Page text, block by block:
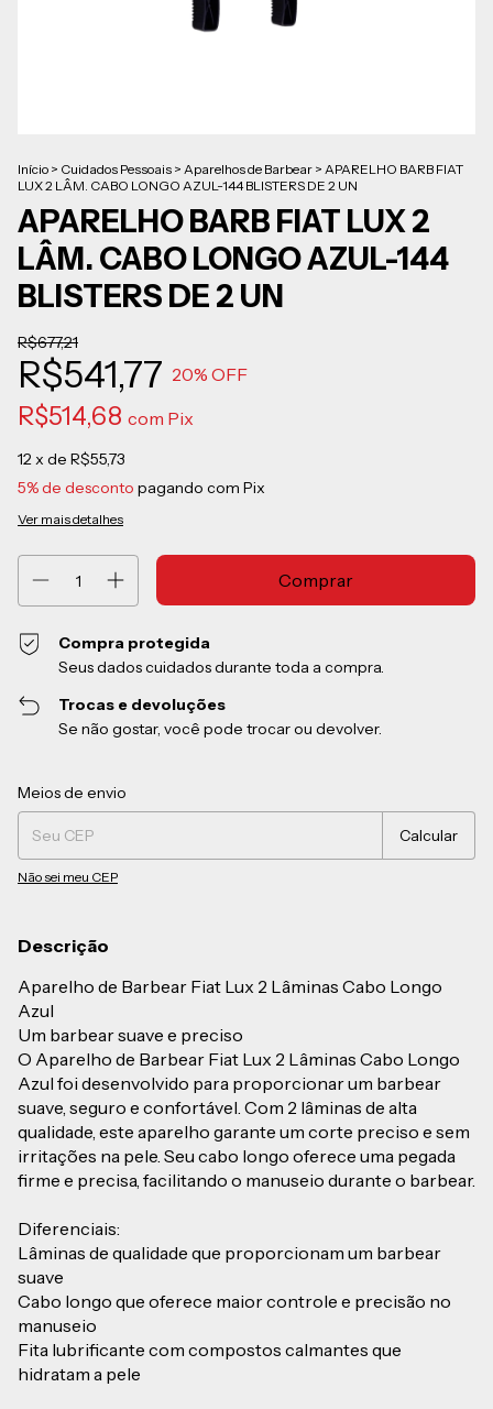
Início > Cuidados Pessoais > Aparelhos de Barbear > APARELHO BARB FIAT
LUX 2 LÂM. CABO LONGO AZUL-144 BLISTERS DE 2 UN
APARELHO BARB FIAT LUX 2
LÂM. CABO LONGO AZUL-144
BLISTERS DE 2 UN
R$677,21
R$541,77 20% OFF
R$514,68 com Pix
12x de R$55,73
5% de desconto pagando com Pix
Ver mais detalhes
Compra protegida
Seus dados cuidados durante toda a compra.
Trocas e devoluções
Se não gostar, você pode trocar ou devolver.
Entregas para o CEP:
Meios de envio
Calcular
Não sei meu CEP
Descrição
Aparelho de Barbear Fiat Lux 2 Lâminas Cabo Longo
Azul
Um barbear suave e preciso
O Aparelho de Barbear Fiat Lux 2 Lâminas Cabo Longo
Azul foi desenvolvido para proporcionar um barbear
suave, seguro e confortável. Com 2 lâminas de alta
qualidade, este aparelho garante um corte preciso e sem
irritações na pele. Seu cabo longo oferece uma pegada
firme e precisa, facilitando o manuseio durante o barbear.
Diferenciais:
Lâminas de qualidade que proporcionam um barbear
suave
Cabo longo que oferece maior controle e precisão no
manuseio
Fita lubrificante com compostos calmantes que
hidratam a pele